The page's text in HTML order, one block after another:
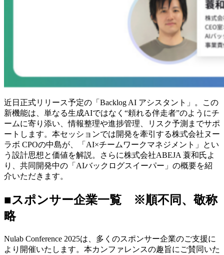
近日正式リリース予定の「Backlog AI アシスタント」。この
新機能は、単なる生成AIではなく“頼れる伴走者”のようにチ
ームに寄り添い、情報整理や進捗管理、リスク予測までサポ
ートします。本セッションでは開発を牽引する株式会社ヌー
ラボ CPOの中島が、「AI×チームワークマネジメント」とい
う設計思想と価値を解説。さらに株式会社ABEJA 蓑和氏よ
り、共同開発中の「AIバックログスイーパー」の概要を紹
介いただきます。
■スポンサー企業一覧 ※順不同、敬称
略
Nulab Conference 2025は、多くのスポンサー企業のご支援に
より開催いたします。本カンファレンスの趣旨にご賛同いた